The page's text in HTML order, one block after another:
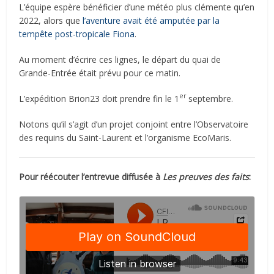
L’équipe espère bénéficier d’une météo plus clémente qu’en
2022, alors quel’aventure avait été amputée par la
tempête post-tropicale Fiona.
Au moment d’écrire ces lignes, le départ du quai de
Grande-Entrée était prévu pour ce matin.
L’expédition Brion23 doit prendre fin le 1 erseptembre.
Notons qu’il s’agit d’un projet conjoint entre l’Observatoire
des requins du Saint-Laurent et l’organisme EcoMaris.
Pour réécouter l’entrevue diffusée à Les preuves des faits: